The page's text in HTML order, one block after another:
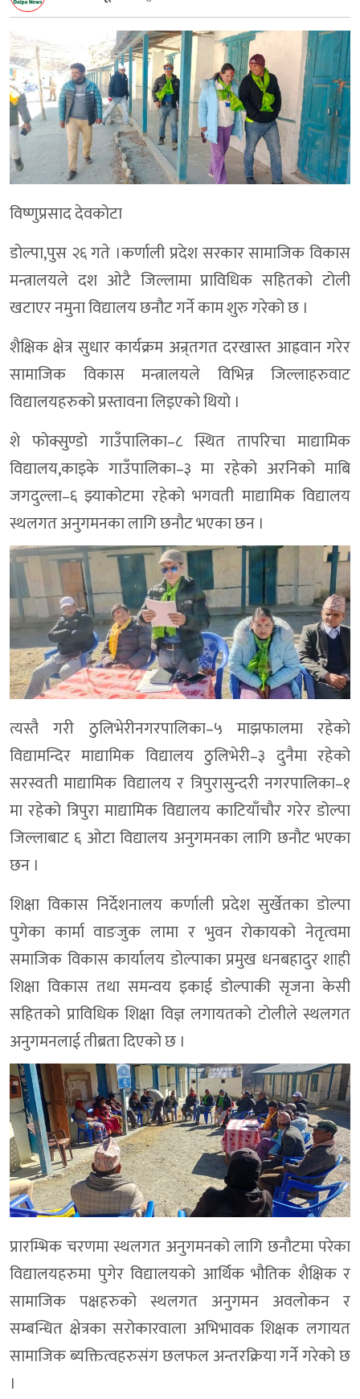
विष्णुप्रसाद देवकोटा
डोल्पा,पुस २६ गते ।कर्णाली प्रदेश सरकार सामाजिक विकास
मन्त्रालयले दश ओटै जिल्लामा प्राविधिक सहितको टोली
खटाएर नमुना विद्यालय छनौट गर्ने काम शुरु गरेको छ ।
शैक्षिक क्षेत्र सुधार कार्यक्रम अन्र्तगत दरखास्त आह्रवान गरेर
सामाजिक विकास मन्त्रालयले विभिन्न जिल्लाहरुवाट
विद्यालयहरुको प्रस्तावना लिइएको थियो ।
शे फोक्सुण्डो गाउँपालिका–८ स्थित तापरिचा माद्यामिक
विद्यालय,काइके गाउँपालिका–३ मा रहेको अरनिको माबि
जगदुल्ला–६ झ्याकोटमा रहेको भगवती माद्यामिक विद्यालय
स्थलगत अनुगमनका लागि छनौट भएका छन ।
त्यस्तै गरी ठुलिभेरीनगरपालिका–५ माझफालमा रहेको
विद्यामन्दिर माद्यामिक विद्यालय ठुलिभेरी–३ दुनैमा रहेको
सरस्वती माद्यामिक विद्यालय र त्रिपुरासुन्दरी नगरपालिका–१
मा रहेको त्रिपुरा माद्यामिक विद्यालय काटियाँचौर गरेर डोल्पा
जिल्लाबाट ६ ओटा विद्यालय अनुगमनका लागि छनौट भएका
छन ।
शिक्षा विकास निर्देशनालय कर्णाली प्रदेश सुर्खेतका डोल्पा
पुगेका कार्मा वाङजुक लामा र भुवन रोकायको नेतृत्वमा
समाजिक विकास कार्यालय डोल्पाका प्रमुख धनबहादुर शाही
शिक्षा विकास तथा समन्वय इकाई डोल्पाकी सृजना केसी
सहितको प्राविधिक शिक्षा विज्ञ लगायतको टोलीले स्थलगत
अनुगमनलाई तीब्रता दिएको छ ।
प्रारम्भिक चरणमा स्थलगत अनुगमनको लागि छनौटमा परेका
विद्यालयहरुमा पुगेर विद्यालयको आर्थिक भौतिक शैक्षिक र
सामाजिक पक्षहरुको स्थलगत अनुगमन अवलोकन र
सम्बन्धित क्षेत्रका सरोकारवाला अभिभावक शिक्षक लगायत
सामाजिक ब्यक्तित्वहरुसंग छलफल अन्तरक्रिया गर्ने गरेको छ
।